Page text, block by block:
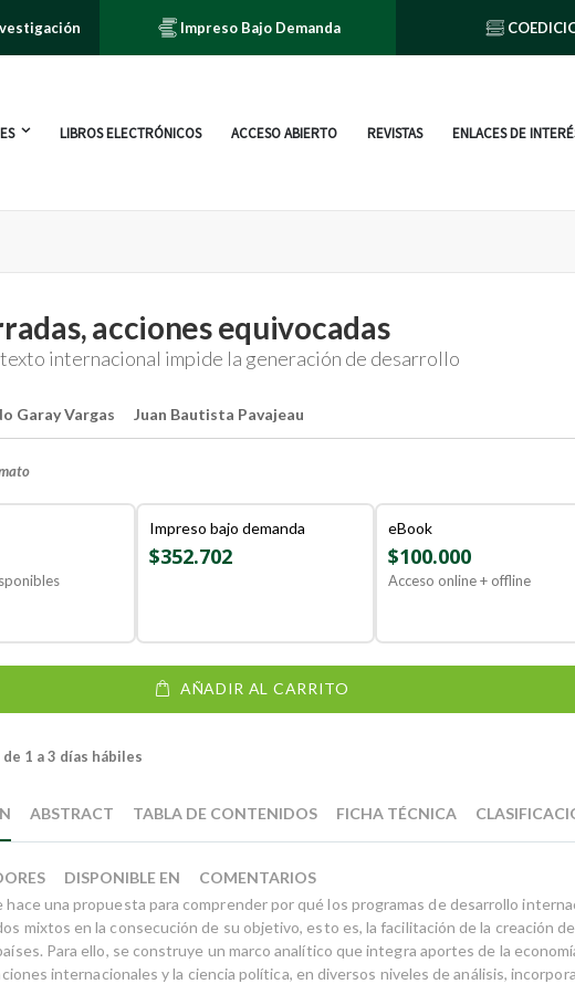
Impreso Bajo Demanda
LIBROS ELECTRÓNICOS ACCESO ABIERTO REVISTAS ENLACES DE
acciones equivocadas
internacional impide la generación de desarrollo
Garay Vargas
Juan Bautista Pavajeau
Impreso bajo demanda
$352.702
eBook
$100.000
Acceso online + offline
AÑADIR AL CARRITO
1 a 3 días hábiles
hace una propuesta para comprender por qué los programas de desarrollo
mixtos en la consecución de su objetivo, esto es, la facilitación de la creación de
Para ello, se construye un marco analítico que integra aportes de la
internacionales y la ciencia política, en diversos niveles de análisis,
ABSTRACT TABLA DE CONTENIDOS FICHA TÉCNICA
DISPONIBLE EN COMENTARIOS